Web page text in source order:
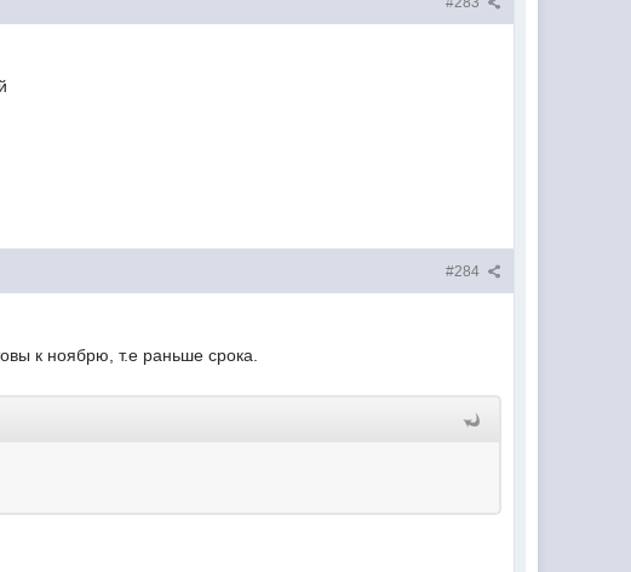
#284
к ноябрю, т.е раньше срока.